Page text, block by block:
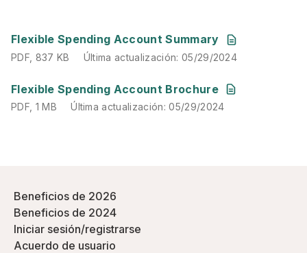
Flexible Spending Account Summary
PDF,837 KB Última actualización:05/29/2024
PDF, 837 KB Última actualización: 05/29/2024
Flexible Spending Account Brochure
PDF,1 MB Última actualización :05/29/2024
PDF, 1 MB Última actualización:05/29/2024
Beneficios de 2026
Beneficios de 2024
Iniciar sesión/registrarse
Acuerdo de usuario